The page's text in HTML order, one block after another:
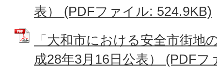
表） (PDFファイル: 524.9KB)
「大和市における安全市街地
成28年3月16日公表） (PDFフ